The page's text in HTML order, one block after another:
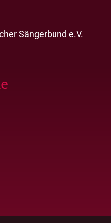
Sängerbund e.V.